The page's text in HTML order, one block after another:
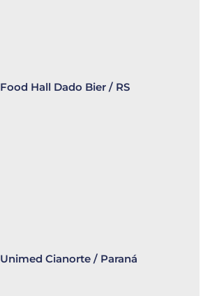
Food Hall Dado Bier / RS
Unimed Cianorte / Paraná